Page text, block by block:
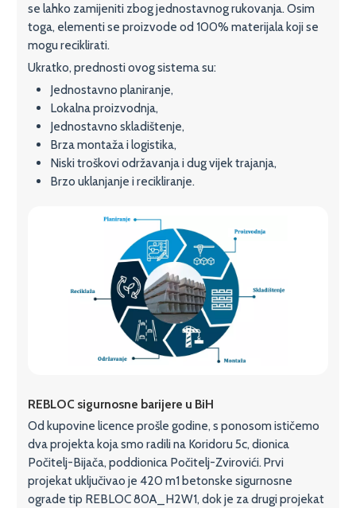
se lahko zamijeniti zbog jednostavnog rukovanja. Osim
toga, elementi se proizvode od 100% materijala koji se
mogu reciklirati.
Ukratko, prednosti ovog sistema su:
Jednostavno planiranje,
Lokalna proizvodnja,
Jednostavno skladištenje,
Brza montaža i logistika,
Niski troškovi održavanja i dug vijek trajanja,
Brzo uklanjanje i recikliranje.
REBLOC sigurnosne barijere u BiH
Od kupovine licence prošle godine, s ponosom ističemo
dva projekta koja smo radili na Koridoru 5c, dionica
Počitelj-Bijača, poddionica Počitelj-Zvirovići. Prvi
projekat uključivao je 420 m1 betonske sigurnosne
ograde tip REBLOC 80A_H2W1, dok je za drugi projekat